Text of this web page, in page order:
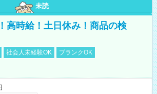
未読
高時給！土日休み！商品の検
社会人未経験OK
ブランクOK